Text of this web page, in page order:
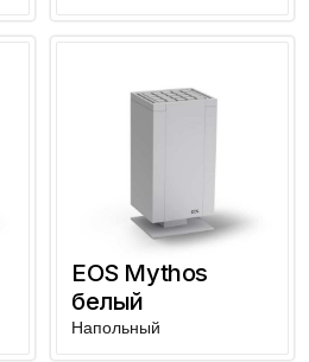
EOS Mythos
белый
Напольный